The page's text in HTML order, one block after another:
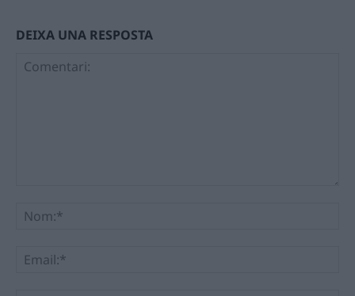
DEIXA UNA RESPOSTA